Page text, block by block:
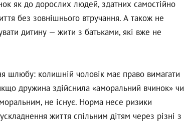
як до дорослих людей, здатних самостійно
без зовнішнього втручання. А також не
дитину — жити з батьками, які вже не
шлюбу: колишній чоловік має право вимагати
дружина здійснила «аморальний вчинок» чи
не існує. Норма несе ризики
життя спільним дітям через різні з